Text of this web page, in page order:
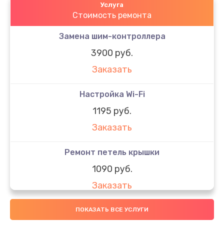
Услуга
Стоимость ремонта
Замена шим-контроллера
3900 руб.
Заказать
Настройка Wi-Fi
1195 руб.
Заказать
Ремонт петель крышки
1090 руб.
Заказать
Замена вебкамеры
ПОКАЗАТЬ ВСЕ УСЛУГИ